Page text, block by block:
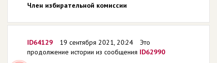
Член избирательной комиссии
ID64129 19 сентября 2021, 20:24
Это
продолжение истории из сообщения ID62990